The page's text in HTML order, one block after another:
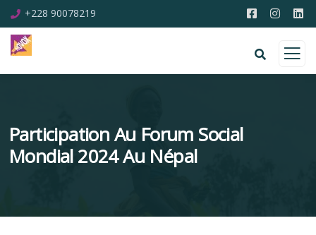
+228 90078219
Participation Au Forum Social
Mondial 2024 Au Népal